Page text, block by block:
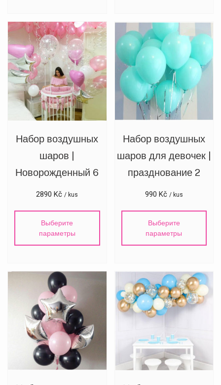
Набор воздушных
шаров |
Новорожденный 6
2890 Kč / kus
Выберите
параметры
Набор воздушных
шаров для девочек |
празднование 2
990 Kč / kus
Выберите
параметры